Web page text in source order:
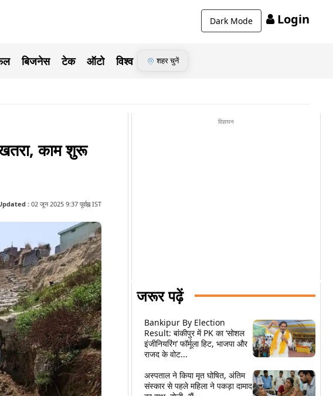
Dark Mode Login
बिजनेस टेक ऑटो विश्व शहर चुनें
खतरा, काम शुरू
: 02 जून 2025 9:37 पूर्वाह्न IST
विज्ञापन
जरूर पढ़ें
Bankipur By Election
Result: बांकीपुर में PK का ‘सोशल
इंजीनियरिंग’ फॉर्मूला हिट, भाजपा और
राजद के वोट...
अस्पताल ने किया मृत घोषित, अंतिम
संस्कार से पहले महिला ने पकड़ा दामाद